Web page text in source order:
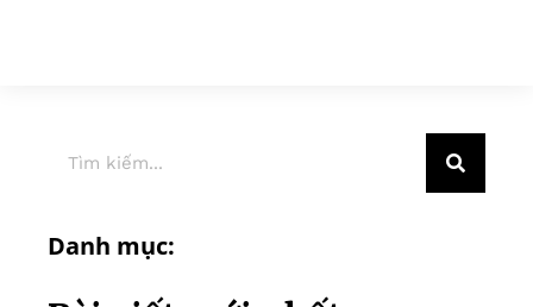
Danh mục: